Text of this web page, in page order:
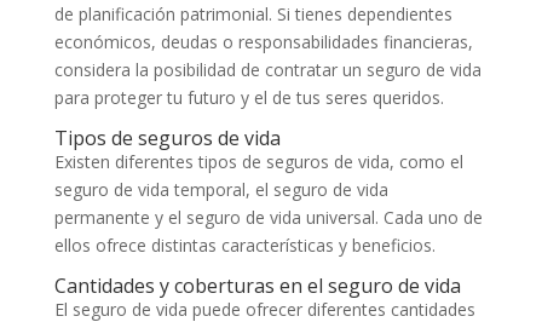
de planificación patrimonial. Si tienes dependientes
económicos, deudas o responsabilidades financieras,
considera la posibilidad de contratar un seguro de vida
para proteger tu futuro y el de tus seres queridos.
Tipos de seguros de vida
Existen diferentes tipos de seguros de vida, como el
seguro de vida temporal, el seguro de vida
permanente y el seguro de vida universal. Cada uno de
ellos ofrece distintas características y beneficios.
Cantidades y coberturas en el seguro de vida
El seguro de vida puede ofrecer diferentes cantidades